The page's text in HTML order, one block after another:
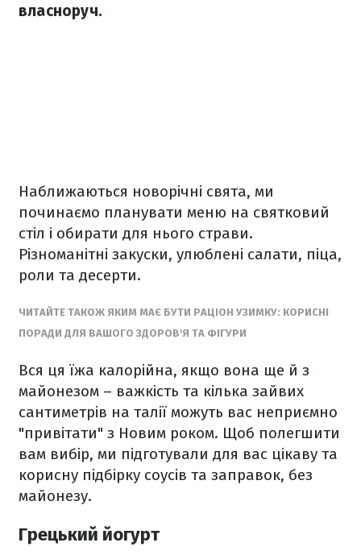
власноруч.
Наближаються новорічні свята, ми
починаємо планувати меню на святковий
стіл і обирати для нього страви.
Різноманітні закуски, улюблені салати, піца,
роли та десерти.
ЧИТАЙТЕ ТАКОЖ ЯКИМ МАЄ БУТИ РАЦІОН УЗИМКУ: КОРИСНІ
ПОРАДИ ДЛЯ ВАШОГО ЗДОРОВ'Я ТА ФІГУРИ
Вся ця їжа калорійна, якщо вона ще й з
майонезом – важкість та кілька зайвих
сантиметрів на талії можуть вас неприємно
"привітати" з Новим роком. Щоб полегшити
вам вибір, ми підготували для вас цікаву та
корисну підбірку соусів та заправок, без
майонезу.
Грецький йогурт